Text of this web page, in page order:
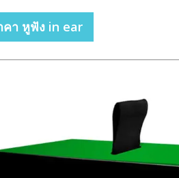
คา หูฟัง in ear